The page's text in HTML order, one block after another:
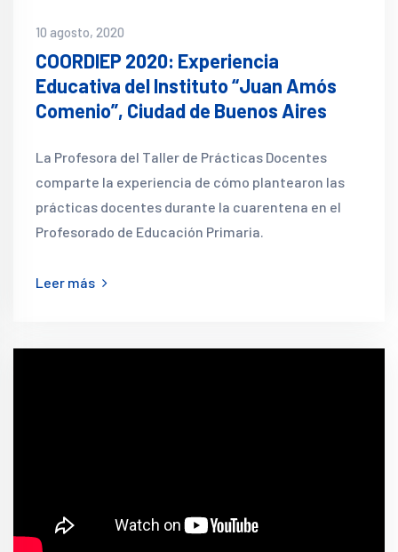
10 agosto, 2020
COORDIEP 2020: Experiencia
Educativa del Instituto “Juan Amós
Comenio”, Ciudad de Buenos Aires
La Profesora del Taller de Prácticas Docentes
comparte la experiencia de cómo plantearon las
prácticas docentes durante la cuarentena en el
Profesorado de Educación Primaria.
Leer más